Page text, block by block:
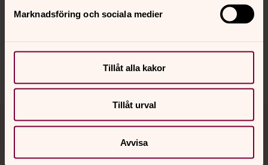
Marknadsföring och sociala medier
Tillåt alla kakor
Tillåt urval
Avvisa
Sociala kanaler
Jourhavande präst
Akut samtals- och krisstöd. Prata eller chatta anonymt